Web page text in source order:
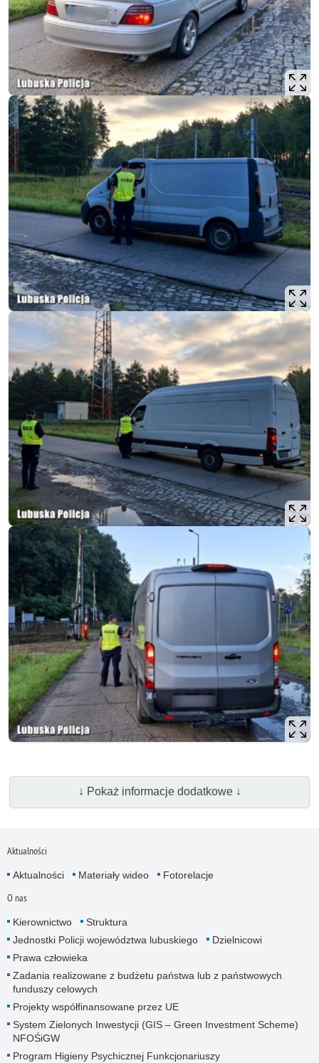
↓ Pokaż informacje dodatkowe ↓
Aktualności
Aktualności Materiały wideo Fotorelacje
O nas
Kierownictwo
Struktura
Jednostki Policji województwa lubuskiego
Dzielnicowi
Prawa człowieka
Zadania realizowane z budżetu państwa lub z państwowych
funduszy celowych
Projekty współfinansowane przez UE
System Zielonych Inwestycji (GIS – Green Investment Scheme)
NFOŚiGW
Program Higieny Psychicznej Funkcjonariuszy